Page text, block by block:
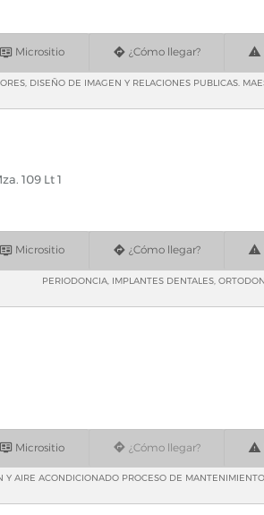
Micrositio ¿Cómo llegar?
109 Lt 1
Micrositio ¿Cómo llegar?
PERIODONCIA, IMPLANTES DENTALES,
Micrositio ¿Cómo llegar?